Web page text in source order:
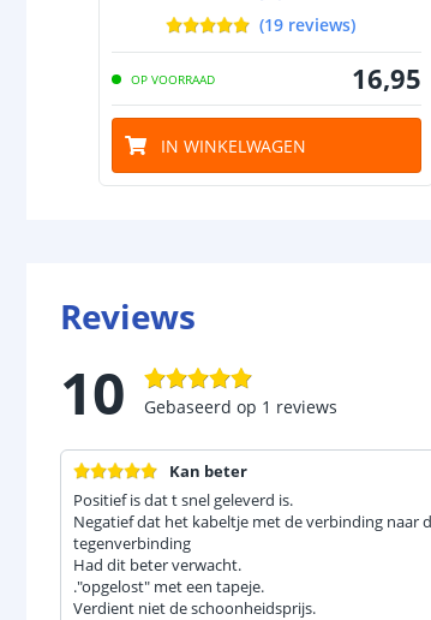
(19 reviews)
OP VOORRAAD 16,95
IN WINKELWAGEN
Reviews
10 Gebaseerd op 1 reviews
Kan beter
Positief is dat t snel geleverd is.
Negatief dat het kabeltje met de verbinding naar
tegenverbinding
Had dit beter verwacht.
."opgelost" met een tapeje.
Verdient niet de schoonheidsprijs.